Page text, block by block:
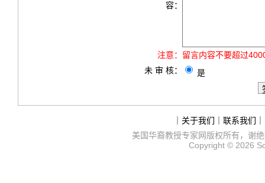
容：
注意： 留言内容不要超过
未 审 核：
是
关于我们 联系我们
美国华裔教授专家网版权所有，谢
Copyright © 2026